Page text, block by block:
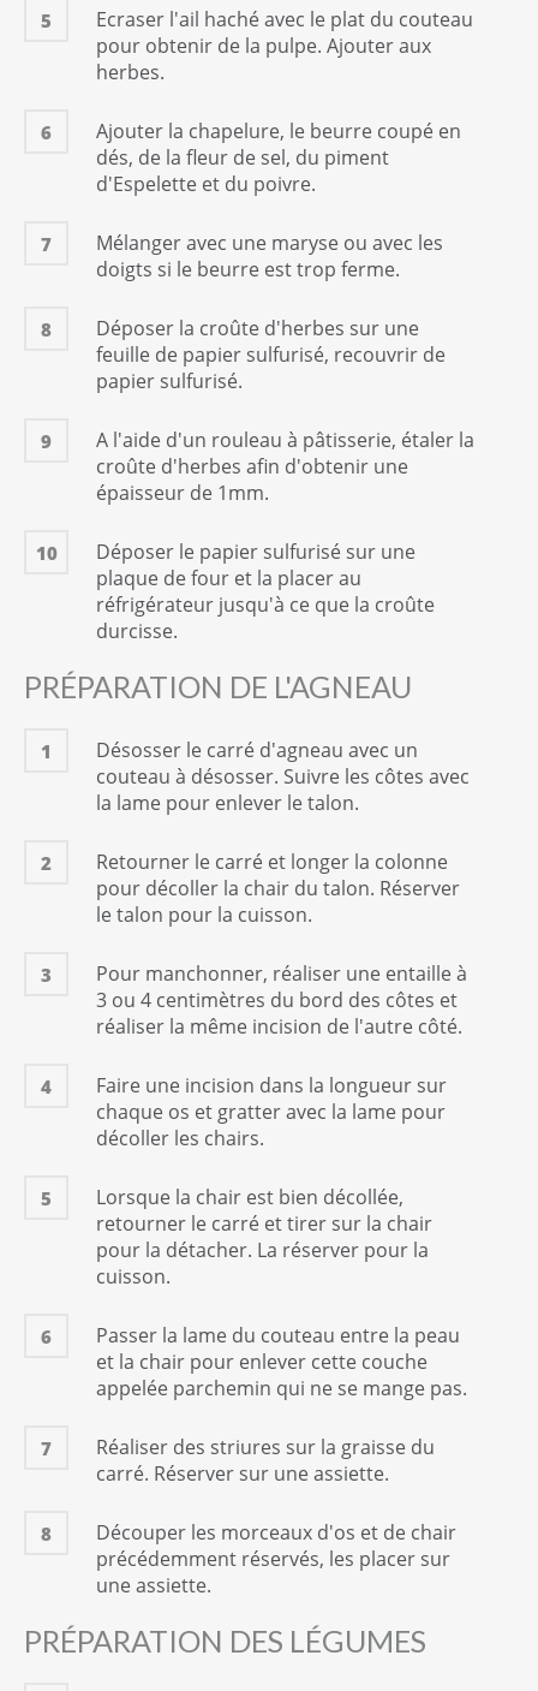
Quantité suffisante
Piment d'Espelette
1 pincée(s)
INGRÉDIENTS POUR LA CROÛTE AUX HERBES
Beurre
Chapelure
200 gramme(s)
100 gramme(s)
Estragon
Gousse(s) d'ail
1 unité(s)
Poivre
Quantité suffisante
Piment d'Espelette
Fond blanc de volaille
1 litre(s)
Quantité suffisante
Huile d'olive
1 c. à soupe
5
Ecraser l'ail haché avec le plat du couteau
pour obtenir de la pulpe. Ajouter aux
herbes.
6
Ajouter la chapelure, le beurre coupé en
dés, de la fleur de sel, du piment
d'Espelette et du poivre.
7
Mélanger avec une maryse ou avec les
doigts si le beurre est trop ferme.
8
Déposer la croûte d'herbes sur une
feuille de papier sulfurisé, recouvrir de
papier sulfurisé.
9
A l'aide d'un rouleau à pâtisserie, étaler la
croûte d'herbes afin d'obtenir une
épaisseur de 1mm.
10
Déposer le papier sulfurisé sur une
plaque de four et la placer au
réfrigérateur jusqu'à ce que la croûte
durcisse.
PRÉPARATION DE L'AGNEAU
1
Désosser le carré d'agneau avec un
couteau à désosser. Suivre les côtes avec
la lame pour enlever le talon.
2
Retourner le carré et longer la colonne
pour décoller la chair du talon. Réserver
le talon pour la cuisson.
3
Pour manchonner, réaliser une entaille à
3 ou 4 centimètres du bord des côtes et
réaliser la même incision de l'autre côté.
4
Faire une incision dans la longueur sur
chaque os et gratter avec la lame pour
décoller les chairs.
5
Lorsque la chair est bien décollée,
retourner le carré et tirer sur la chair
pour la détacher. La réserver pour la
cuisson.
6
Passer la lame du couteau entre la peau
et la chair pour enlever cette couche
appelée parchemin qui ne se mange pas.
7
Réaliser des striures sur la graisse du
carré. Réserver sur une assiette.
8
Découper les morceaux d'os et de chair
précédemment réservés, les placer sur
une assiette.
PRÉPARATION DES LÉGUMES